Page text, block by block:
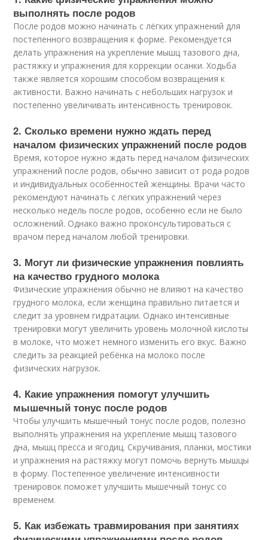
выполнять после родов
После родов можно начинать с лёгких упражнений для
постепенного возвращения к форме. Рекомендуется
делать упражнения на укрепление мышц тазового дна,
растяжку и упражнения для коррекции осанки. Ходьба
также является хорошим способом возвращения к
активности. Важно начинать с небольших нагрузок и
постепенно увеличивать интенсивность тренировок.
2. Сколько времени нужно ждать перед
началом физических упражнений после родов
Время, которое нужно ждать перед началом физических
упражнений после родов, обычно зависит от рода родов
и индивидуальных особенностей женщины. Врачи часто
рекомендуют начинать с лёгких упражнений через
несколько недель после родов, особенно если не было
осложнений. Однако важно проконсультироваться с
врачом перед началом любой тренировки.
3. Могут ли физические упражнения повлиять
на качество грудного молока
Физические упражнения обычно не влияют на качество
грудного молока, если женщина правильно питается и
следит за уровнем гидратации. Однако интенсивные
тренировки могут увеличить уровень молочной кислоты
в молоке, что может немного изменить его вкус. Важно
следить за реакцией ребёнка на молоко после
физических нагрузок.
4. Какие упражнения помогут улучшить
мышечный тонус после родов
Чтобы улучшить мышечный тонус после родов, полезно
выполнять упражнения на укрепление мышц тазового
дна, мышц пресса и ягодиц. Скручивания, планки, мостики
и упражнения на растяжку могут помочь вернуть мышцы
в форму. Постепенное увеличение интенсивности
тренировок поможет улучшить мышечный тонус со
временем.
5. Как избежать травмирования при занятиях